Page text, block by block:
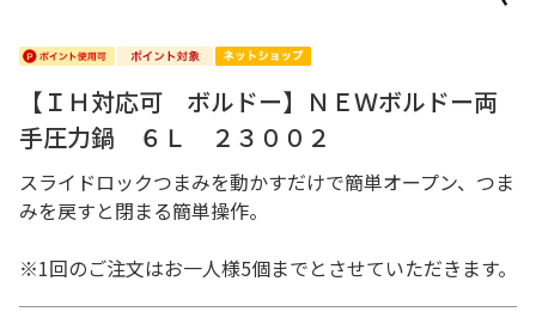
【ＩＨ対応可 ボルドー】ＮＥＷボルドー両
手圧力鍋 ６Ｌ ２３００２
スライドロックつまみを動かすだけで簡単オープン、つま
みを戻すと閉まる簡単操作。
※1回のご注文はお一人様5個までとさせていただきます。